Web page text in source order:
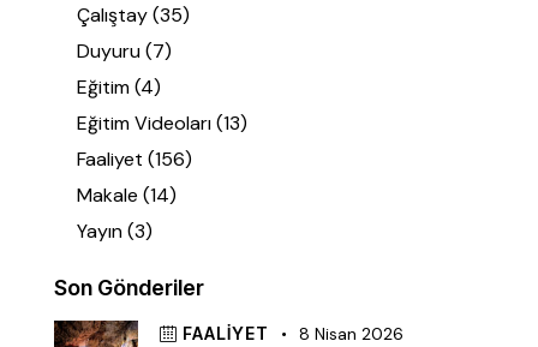
Çalıştay(35)
Duyuru(7)
Eğitim(4)
Eğitim Videoları(13)
Faaliyet (156)
Makale (14)
Yayın(3)
Son Gönderiler
FAALIYET 8 Nisan 2026